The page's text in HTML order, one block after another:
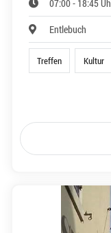
07:00 - 18:45
Entlebuch
Treffen Kultur